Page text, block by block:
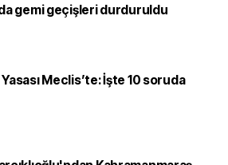
gemi geçişleri durduruldu
Meclis’te: İşte 10 soruda